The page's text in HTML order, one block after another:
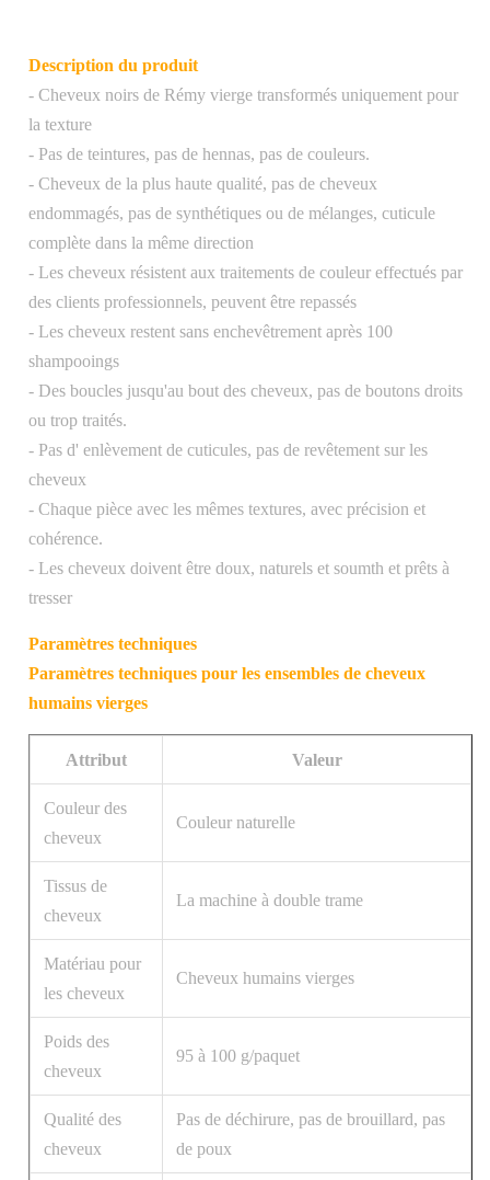
Description du produit
- Cheveux noirs de Rémy vierge transformés uniquement pour
la texture
- Pas de teintures, pas de hennas, pas de couleurs.
- Cheveux de la plus haute qualité, pas de cheveux
endommagés, pas de synthétiques ou de mélanges, cuticule
complète dans la même direction
- Les cheveux résistent aux traitements de couleur effectués par
des clients professionnels, peuvent être repassés
- Les cheveux restent sans enchevêtrement après 100
shampooings
- Des boucles jusqu'au bout des cheveux, pas de boutons droits
ou trop traités.
- Pas d' enlèvement de cuticules, pas de revêtement sur les
cheveux
- Chaque pièce avec les mêmes textures, avec précision et
cohérence.
- Les cheveux doivent être doux, naturels et soumth et prêts à
tresser
Paramètres techniques
Paramètres techniques pour les ensembles de cheveux
humains vierges
Attribut Valeur
Couleur des
cheveux
Couleur naturelle
Tissus de
cheveux
La machine à double trame
Matériau pour
les cheveux
Cheveux humains vierges
Poids des
cheveux
95 à 100 g/paquet
Qualité des
cheveux
Pas de déchirure, pas de brouillard, pas
de poux